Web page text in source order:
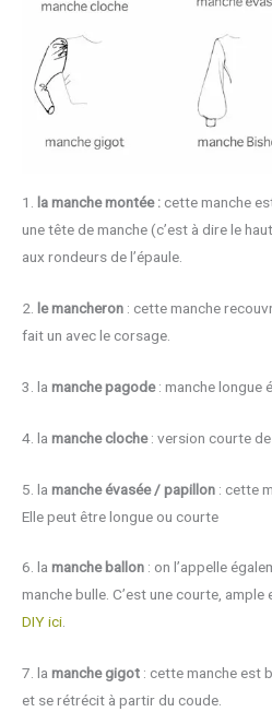
1. la manche montée : cette manche
une tête de manche (c’est à dire le
aux rondeurs de l’épaule.
2. le mancheron : cette manche
fait un avec le corsage.
3. la manche pagode: manche longue
4. la manche cloche: version courte
5. la manche évasée / papillon : cette
Elle peut être longue ou courte
6. la manche ballon : on l’appelle
manche bulle. C’est une courte,
DIY ici.
7. la manche gigot : cette manche est
et se rétrécit à partir du coude.